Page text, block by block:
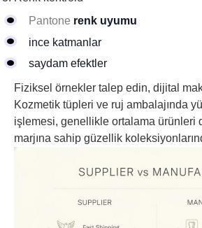
Pantone renk uyumu
ince katmanlar
saydam efektler
Fiziksel örnekler talep edin, dijital
Kozmetik tüpleri ve ruj ambalajında
işlemesi, genellikle ortalama ürünleri
marjına sahip güzellik